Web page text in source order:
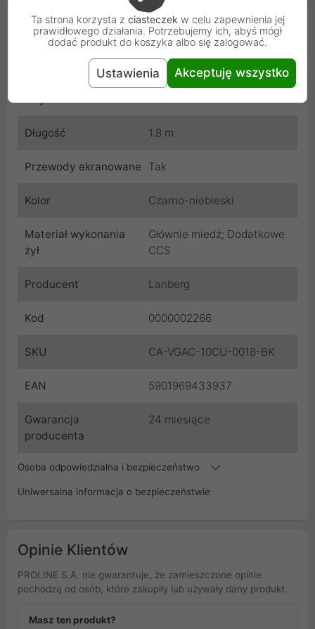
Cechy produktu
D-Sub
Długość 1.8 m
Przewody ekranowane Tak
Kolor Czarno-niebieski
Materiał wykonania
żył
Głównie miedź; Dodatkowe
CCS
Producent Lanberg
Kod 0000002266
SKU CA-VGAC-10CU-0018-BK
EAN 5901969433937
Gwarancja
producenta
24 miesiące
Osoba odpowiedzialna i bezpieczeństwo
Uniwersalna informacja o bezpieczeństwie
Opinie Klientów
PROLINE S.A. nie gwarantuje, że zamieszczone opinie
pochodzą od osób, które zakupiły lub używały dany produkt.
Masz ten produkt?
Ta strona korzysta z ciasteczek w celu zapewnienia jej
prawidłowego działania. Potrzebujemy ich, abyś mógł
dodać produkt do koszyka albo się zalogować.
Ustawienia Akceptuję wszystko